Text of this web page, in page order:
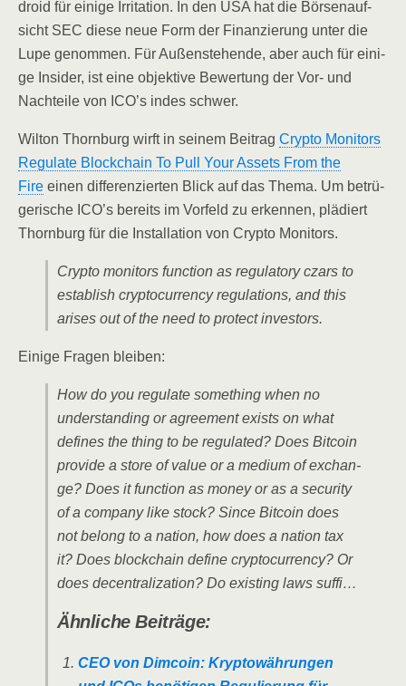
droid für eini­ge Irri­ta­ti­on. In den USA hat die Bör­sen­auf­
sicht SEC die­se neue Form der Finan­zie­rung unter die
Lupe genom­men. Für Außen­ste­hen­de, aber auch für eini­
ge Insi­der, ist eine objek­ti­ve Bewer­tung der Vor- und
Nach­tei­le von ICO’s indes schwer.
Wil­ton Thorn­burg wirft in sei­nem Bei­trag Cryp­to Moni­tors
Regu­la­te Block­chain To Pull Your Assets From the
Fire einen dif­fe­ren­zier­ten Blick auf das The­ma. Um betrü­
ge­ri­sche ICO’s bereits im Vor­feld zu erken­nen, plä­diert
Thorn­burg für die Instal­la­ti­on von Cryp­to Monitors.
Cryp­to moni­tors func­tion as regu­la­to­ry czars to
estab­lish cryp­to­cur­ren­cy regu­la­ti­ons, and this
ari­ses out of the need to pro­tect investors.
Eini­ge Fra­gen bleiben:
How do you regu­la­te some­thing when no
under­stan­ding or agree­ment exists on what
defi­nes the thing to be regu­la­ted? Does Bit­co­in
pro­vi­de a store of value or a medi­um of exch­an­
ge? Does it func­tion as money or as a secu­ri­ty
of a com­pa­ny like stock? Sin­ce Bit­co­in does
not belong to a nati­on, how does a nati­on tax
it? Does block­chain defi­ne cryp­to­cur­ren­cy? Or
does decen­tra­liza­ti­on? Do exis­ting laws suffi…
Ähn­li­che Beiträge:
CEO von Dim­co­in: Kryp­to­wäh­run­gen